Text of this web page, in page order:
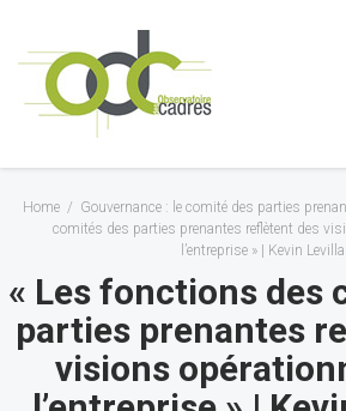
Home / Gouvernance : le comité des parties
comités des parties prenantes reflètent des
l’entreprise » | Kevin
« Les fonctions des
parties prenantes
visions